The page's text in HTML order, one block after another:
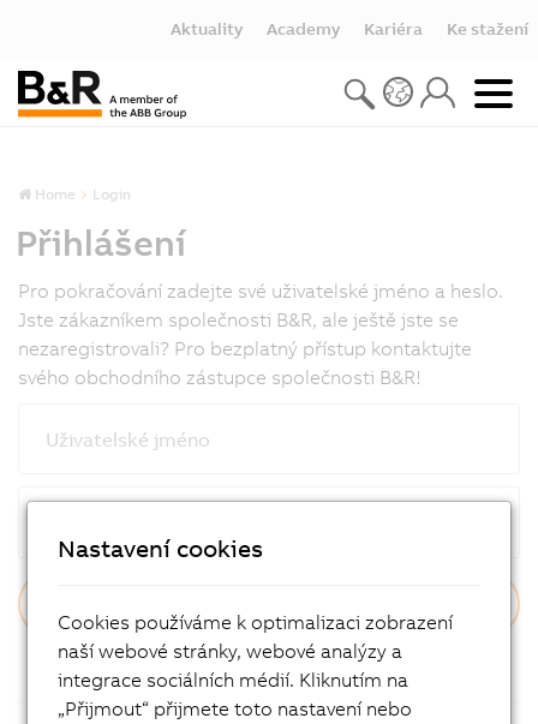
Aktuality Academy Kariéra Ke stažení
Home Login
Přihlášení
Pro pokračování zadejte své uživatelské jméno a heslo.
Jste zákazníkem společnosti B&R, ale ještě jste se
nezaregistrovali? Pro bezplatný přístup kontaktujte
svého obchodního zástupce společnosti B&R!
Uživatelské jméno
Zapomněli jste heslo?
Nastavení cookies
Cookies používáme k optimalizaci zobrazení
naší webové stránky, webové analýzy a
integrace sociálních médií. Kliknutím na
„Přijmout“ přijmete toto nastavení nebo